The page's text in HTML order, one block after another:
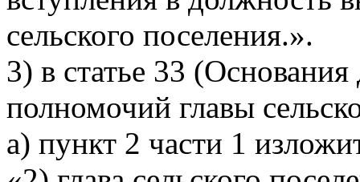
сельского поселения.».
3) в статье 33
полномочий главы
а) пункт 2 части 1